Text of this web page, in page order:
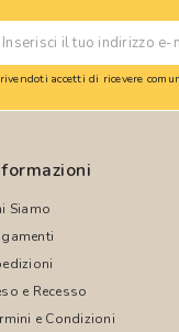
accetti di ricevere
Siamo
e Recesso
e Condizioni